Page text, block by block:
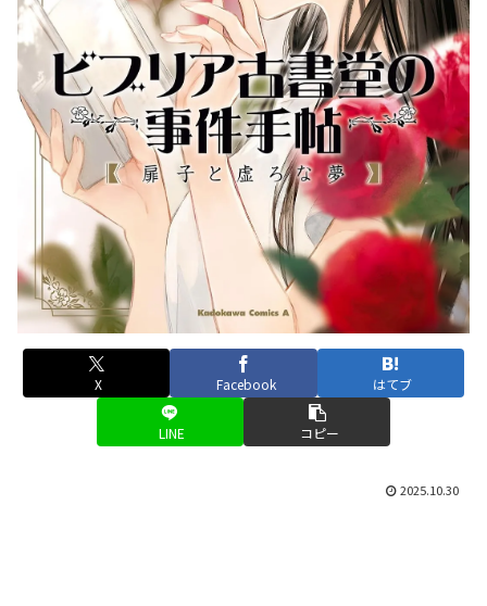
X Facebook はてブ
LINE コピー
2025.10.30